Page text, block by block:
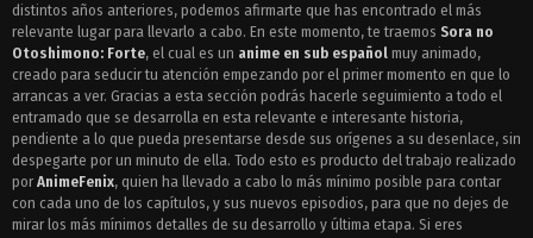
Episodio 3 - Sora no Otoshimono: Forte
Episodio 2 - Sora no Otoshimono: Forte
Episodio 1 - Sora no Otoshimono: Forte
distintos años anteriores, podemos afirmarte que has encontrado el más
relevante lugar para llevarlo a cabo. En este momento, te traemos Sora no
Otoshimono: Forte, el cual es un anime en sub español muy animado,
creado para seducir tu atención empezando por el primer momento en que lo
arrancas a ver. Gracias a esta sección podrás hacerle seguimiento a todo el
entramado que se desarrolla en esta relevante e interesante historia,
pendiente a lo que pueda presentarse desde sus orígenes a su desenlace, sin
despegarte por un minuto de ella. Todo esto es producto del trabajo realizado
por AnimeFenix, quien ha llevado a cabo lo más mínimo posible para contar
con cada uno de los capítulos, y sus nuevos episodios, para que no dejes de
mirar los más mínimos detalles de su desarrollo y última etapa. Si eres